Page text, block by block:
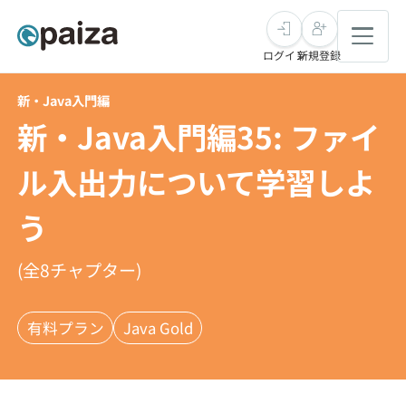
求人検索
インタビュー
転職成功ガイド
転職エージェント
未経験転職
求人検索
インタビュー
転職成功ガイド
新卒就活
求人検索
本選考
学習
講座一覧
スキルチェック
ログイン新規登録
新・Java入門編
新・Java入門編35: ファイ
ル入出力について学習しよ
う
(全8チャプター)
有料プラン Java Gold